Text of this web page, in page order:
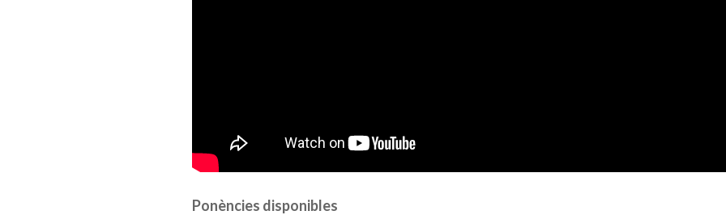
Ponències disponibles